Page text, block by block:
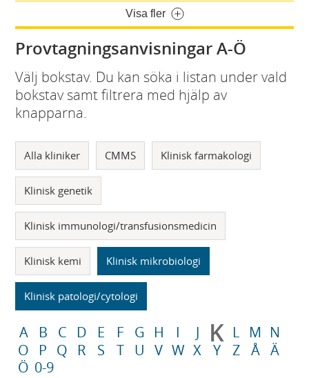
Visa fler
Provtagningsanvisningar A-Ö
Välj bokstav. Du kan söka i listan under vald
bokstav samt filtrera med hjälp av
knapparna.
Alla kliniker CMMS Klinisk farmakologi
Klinisk genetik
Klinisk immunologi/transfusionsmedicin
Klinisk kemi Klinisk mikrobiologi
Klinisk patologi/cytologi
A B C D E F G H I J K L M N
O
P Q R S T U V W X Y Z Å Ä
Ö 0-9